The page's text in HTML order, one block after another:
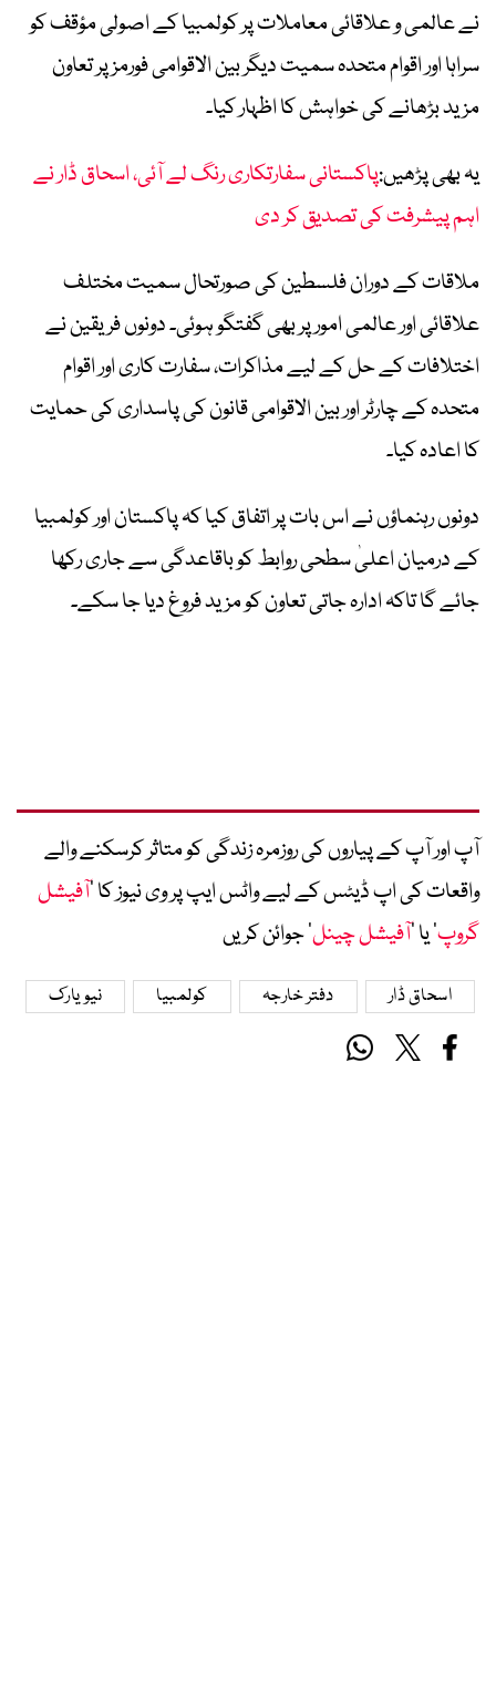
نے عالمی و علاقائی معاملات پر کولمبیا کے اصولی مؤقف کو
سراہا اور اقوام متحدہ سمیت دیگر بین الاقوامی فورمز پر تعاون
مزید بڑھانے کی خواہش کا اظہار کیا۔
یہ بھی پڑھیں:پاکستانی سفارتکاری رنگ لے آئی، اسحاق ڈار نے
اہم پیشرفت کی تصدیق کر دی
ملاقات کے دوران فلسطین کی صورتحال سمیت مختلف
علاقائی اور عالمی امور پر بھی گفتگو ہوئی۔ دونوں فریقین نے
اختلافات کے حل کے لیے مذاکرات، سفارت کاری اور اقوام
متحدہ کے چارٹر اور بین الاقوامی قانون کی پاسداری کی حمایت
کا اعادہ کیا۔
دونوں رہنماؤں نے اس بات پر اتفاق کیا کہ پاکستان اور کولمبیا
کے درمیان اعلیٰ سطحی روابط کو باقاعدگی سے جاری رکھا
جائے گا تاکہ ادارہ جاتی تعاون کو مزید فروغ دیا جا سکے۔
آپ اور آپ کے پیاروں کی روزمرہ زندگی کو متاثر کرسکنے والے
واقعات کی اپ ڈیٹس کے لیے واٹس ایپ پر وی نیوز کا ’آفیشل
گروپ‘ یا ’آفیشل چینل‘ جوائن کریں
اسحاق ڈار دفتر خارجہ کولمبیا نیویارک